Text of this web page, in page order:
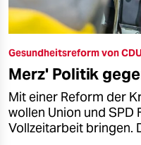
Gesundheitsreform von
Merz' Politik
Mit einer Reform der
wollen Union und SPD
Vollzeitarbeit bringen.